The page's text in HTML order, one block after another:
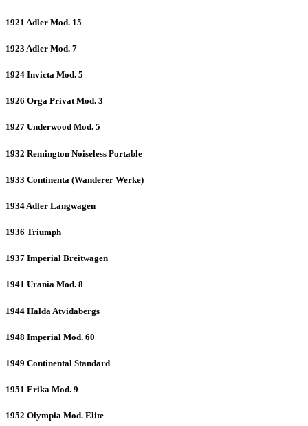
1921 Adler Mod. 15
1923 Adler Mod. 7
1924 Invicta Mod. 5
1926 Orga Privat Mod. 3
1927 Underwood Mod. 5
1932 Remington Noiseless Portable
1933 Continenta (Wanderer Werke)
1934 Adler Langwagen
1936 Triumph
1937 Imperial Breitwagen
1941 Urania Mod. 8
1944 Halda Atvidabergs
1948 Imperial Mod. 60
1949 Continental Standard
1951 Erika Mod. 9
1952 Olympia Mod. Elite